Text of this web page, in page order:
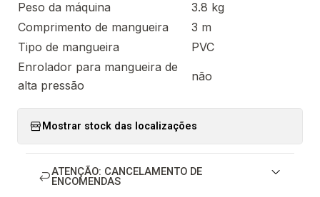
Peso da máquina
3.8 kg
Comprimento de mangueira
3 m
Tipo de mangueira
PVC
Enrolador para mangueira de
alta pressão
não
Mostrar stock das localizações
ATENÇÃO: CANCELAMENTO DE
ENCOMENDAS